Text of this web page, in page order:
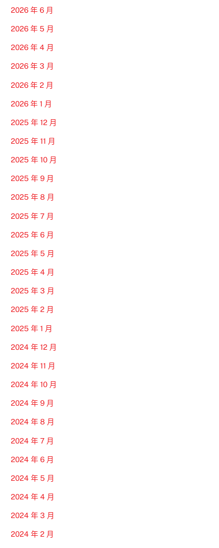
2026 年 6 月
2026 年 5 月
2026 年 4 月
2026 年 3 月
2026 年 2 月
2026 年 1 月
2025 年 12 月
2025 年 11 月
2025 年 10 月
2025 年 9 月
2025 年 8 月
2025 年 7 月
2025 年 6 月
2025 年 5 月
2025 年 4 月
2025 年 3 月
2025 年 2 月
2025 年 1 月
2024 年 12 月
2024 年 11 月
2024 年 10 月
2024 年 9 月
2024 年 8 月
2024 年 7 月
2024 年 6 月
2024 年 5 月
2024 年 4 月
2024 年 3 月
2024 年 2 月